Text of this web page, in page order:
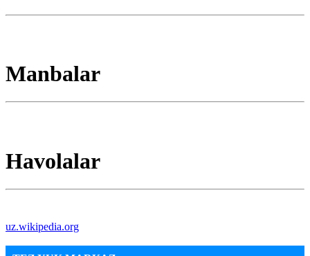
Manbalar
Havolalar
uz.wikipedia.org